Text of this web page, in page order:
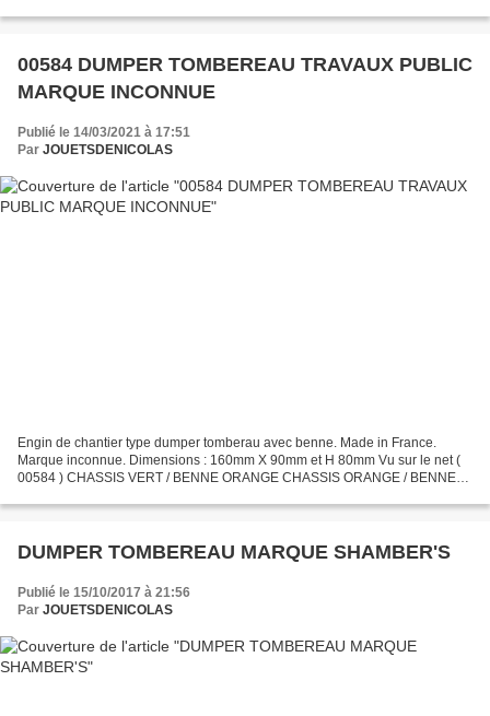
00584 DUMPER TOMBEREAU TRAVAUX PUBLIC
MARQUE INCONNUE
Publié le 14/03/2021 à 17:51
Par JOUETSDENICOLAS
Engin de chantier type dumper tomberau avec benne. Made in France.
Marque inconnue. Dimensions : 160mm X 90mm et H 80mm Vu sur le net (
00584 ) CHASSIS VERT / BENNE ORANGE CHASSIS ORANGE / BENNE
DUMPER TOMBEREAU MARQUE SHAMBER'S
Publié le 15/10/2017 à 21:56
Par JOUETSDENICOLAS